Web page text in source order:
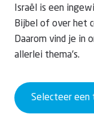
Israël is een
Bijbel of over het
Daarom vind je in
allerlei thema's.